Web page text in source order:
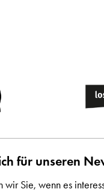
für unseren
Sie, wenn es